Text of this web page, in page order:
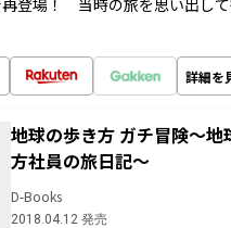
登場！ 当時の旅を思い出し
詳細を
地球の歩き方 ガチ冒険～地
方社員の旅日記～
D-Books
2018.04.12 発売